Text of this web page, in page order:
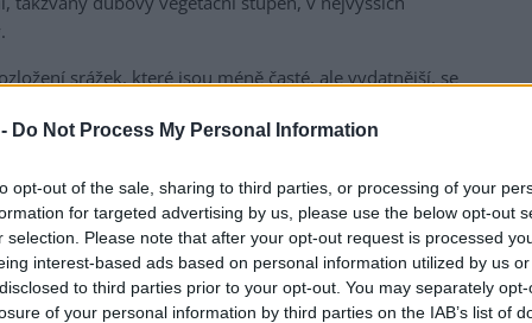
Do Not Process My Personal Information
opt-out of the sale, sharing to third parties, or processing of your
for targeted advertising by us, please use the below opt-out
selection. Please note that after your opt-out request is processed
interest-based ads based on personal information utilized by us
to third parties prior to your opt-out. You may separately
of your personal information by third parties on the IAB’s list of
srážek, které jsou méně časté, ale vydatnější, se
kde se před 50 lety nacházel druhý vegetační
odpovídat spíše prvnímu vegetačnímu stupni, uvedla